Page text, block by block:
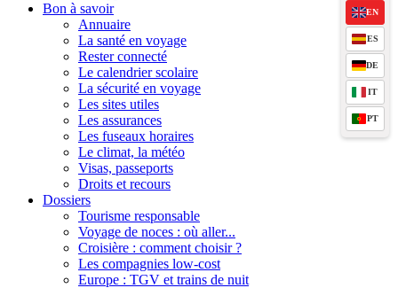
Bon à savoir
Annuaire
La santé en voyage
Rester connecté
Le calendrier scolaire
La sécurité en voyage
Les sites utiles
Les assurances
Les fuseaux horaires
Le climat, la météo
Visas, passeports
Droits et recours
Dossiers
Tourisme responsable
Voyage de noces : où aller...
Croisière : comment choisir ?
Les compagnies low-cost
Europe : TGV et trains de nuit
EN
ES
DE
IT
PT